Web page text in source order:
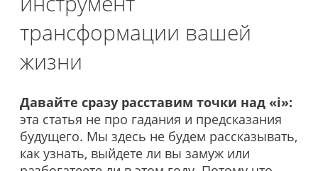
трансформации вашей
жизни
Давайте сразу расставим точки над «i»:
эта статья не про гадания и предсказания
будущего. Мы здесь не будем рассказывать,
как узнать, выйдете ли вы замуж или